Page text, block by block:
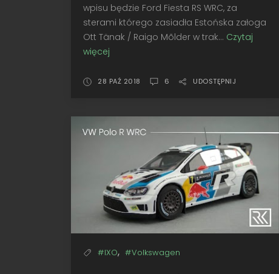
wpisu będzie Ford Fiesta RS WRC, za
sterami którego zasiadła Estońska załoga
Ott Tänak / Raigo Mõlder w trak... Czytaj
więcej
podium...
Ford
WRC,
Sweden
2015
28 PAŹ 2018 6 UDOSTĘPNIJ
#IXO, #Volkswagen